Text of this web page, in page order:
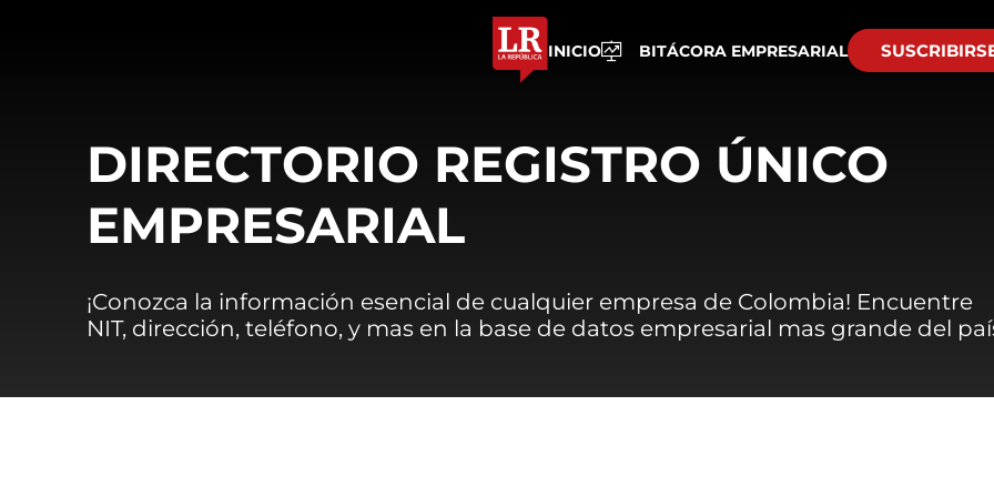
INICIO BITÁCORA EMPRESARIAL
DIRECTORIO REGISTRO ÚNICO
EMPRESARIAL
¡Conozca la información esencial de cualquier empresa de Colombia! Encuentre
NIT, dirección, teléfono, y mas en la base de datos empresarial mas grande del